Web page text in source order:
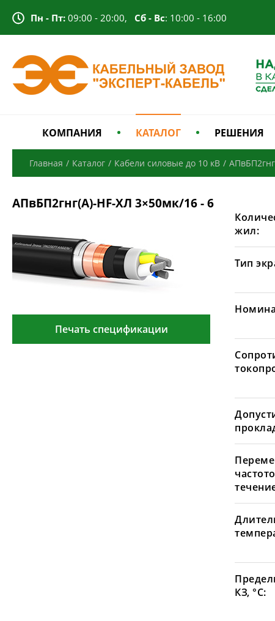
Пн - Пт: 09:00 - 20:00, Сб - Вс: 10:00 - 16:00
КОМПАНИЯ КАТАЛОГ РЕШЕНИЯ
Главная / Каталог / Кабели силовые до 10 кВ /
АПвБП2гнг(А)-HF-ХЛ 3×50мк/16 - 6
Печать спецификации
жил:
Тип
КЗ, °С: